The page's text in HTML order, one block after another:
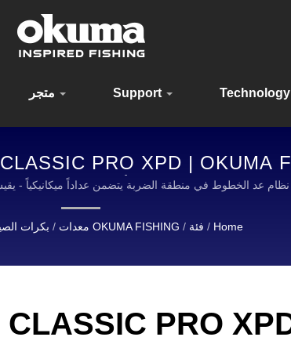
Support Technology
أنحاء العالم
Home
/ فئة / OKUMA FISHING معدات / بكرات